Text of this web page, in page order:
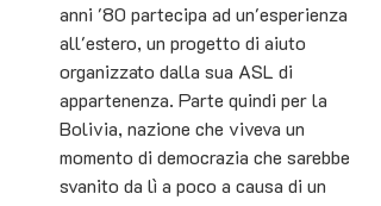
anni '80 partecipa ad un'esperienza
all'estero, un progetto di aiuto
organizzato dalla sua ASL di
appartenenza. Parte quindi per la
Bolivia, nazione che viveva un
momento di democrazia che sarebbe
svanito da lì a poco a causa di un